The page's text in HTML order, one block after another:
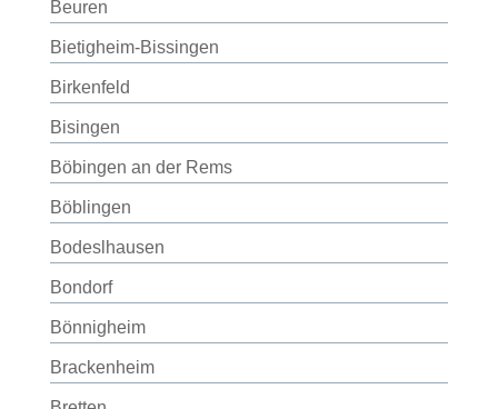
Beuren
Bietigheim-Bissingen
Birkenfeld
Bisingen
Böbingen an der Rems
Böblingen
Bodeslhausen
Bondorf
Bönnigheim
Brackenheim